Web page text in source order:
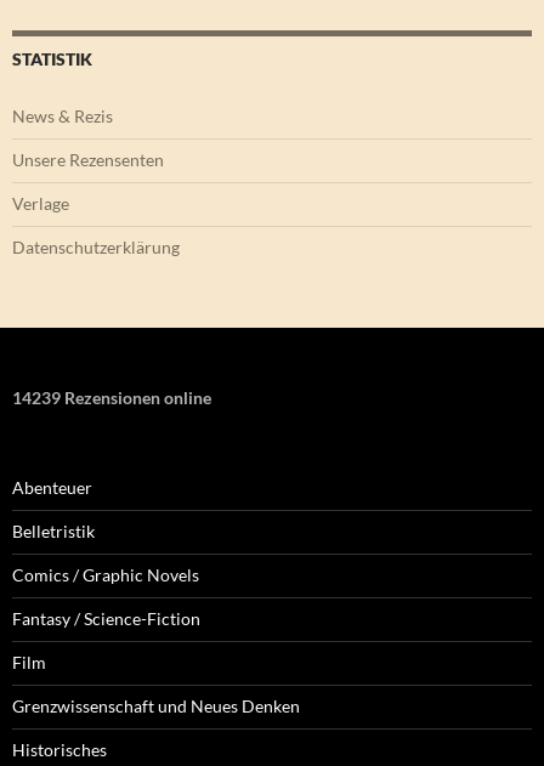
STATISTIK
News & Rezis
Unsere Rezensenten
Verlage
Datenschutzerklärung
14239 Rezensionen online
Abenteuer
Belletristik
Comics / Graphic Novels
Fantasy / Science-Fiction
Film
Grenzwissenschaft und Neues Denken
Historisches